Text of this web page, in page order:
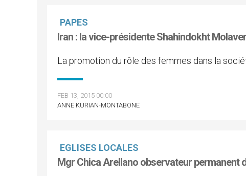
PAPES
Iran : la vice-présidente Shahindokht
La promotion du rôle des femmes dans la
FEB 13, 2015 00:00
ANNE KURIAN-MONTABONE
EGLISES LOCALES
Mgr Chica Arellano observateur permanent